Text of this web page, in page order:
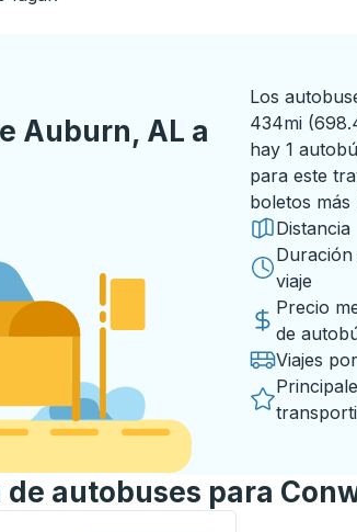
Auburn, AL a
Los
434mi
hay 1
para este
boletos
Distancia
Duración
viaje
Precio
de
Viajes
autobuses para